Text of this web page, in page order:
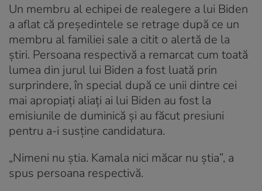
Un membru al echipei de realegere a lui Biden
a aflat că preşedintele se retrage după ce un
membru al familiei sale a citit o alertă de la
ştiri. Persoana respectivă a remarcat cum toată
lumea din jurul lui Biden a fost luată prin
surprindere, în special după ce unii dintre cei
mai apropiaţi aliaţi ai lui Biden au fost la
emisiunile de duminică şi au făcut presiuni
pentru a-i susţine candidatura.
„Nimeni nu ştia. Kamala nici măcar nu ştia”, a
spus persoana respectivă.